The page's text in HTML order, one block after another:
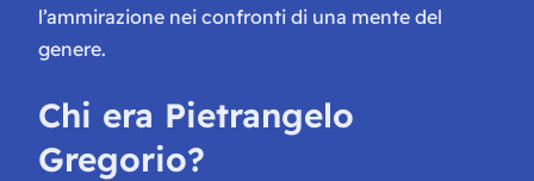
l’ammirazione nei confronti di una mente del
genere.
Chi era Pietrangelo
Gregorio?